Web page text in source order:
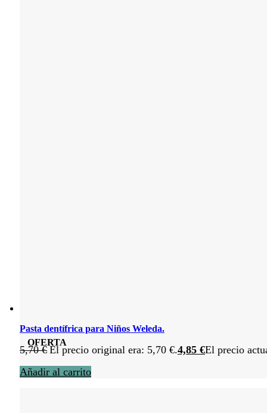
OFERTA
Pasta dentífrica para Niños Weleda.
5,70€ El precio original era: 5,70 €.4,85 €El precio
Añadir al carrito